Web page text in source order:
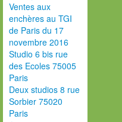
Ventes aux
enchères au TGI
de Paris du 17
novembre 2016
Studio 6 bis rue
des Ecoles 75005
Paris
Deux studios 8 rue
Sorbier 75020
Paris